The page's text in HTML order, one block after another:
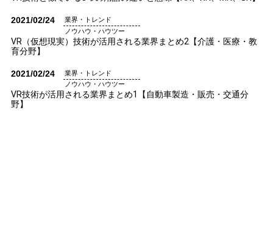
2021/02/24
業界・トレンド
ノウハウ・ハウツー
VR（仮想現実）技術が活用される業界まとめ2【介護・医療・教
育分野】
2021/02/24
業界・トレンド
ノウハウ・ハウツー
VR技術が活用される業界まとめ1【自動車製造・販売・交通分
野】